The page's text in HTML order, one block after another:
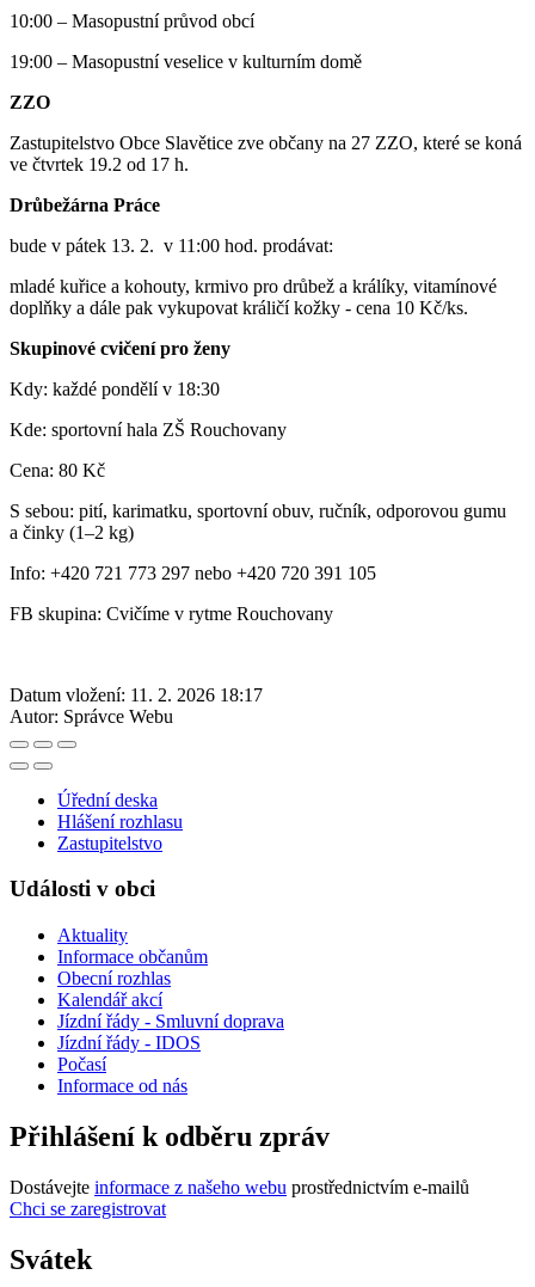
10:00 – Masopustní průvod obcí
19:00 – Masopustní veselice v kulturním domě
ZZO
Zastupitelstvo Obce Slavětice zve občany na 27 ZZO, které se koná
ve čtvrtek 19.2 od 17 h.
Drůbežárna Práce
bude v pátek 13. 2. v 11:00 hod. prodávat:
mladé kuřice a kohouty, krmivo pro drůbež a králíky, vitamínové
doplňky a dále pak vykupovat králičí kožky - cena 10 Kč/ks.
Skupinové cvičení pro ženy
Kdy: každé pondělí v 18:30
Kde: sportovní hala ZŠ Rouchovany
Cena: 80 Kč
S sebou: pití, karimatku, sportovní obuv, ručník, odporovou gumu
a činky (1–2 kg)
Info: +420 721 773 297 nebo +420 720 391 105
FB skupina: Cvičíme v rytme Rouchovany
Datum vložení: 11. 2. 2026 18:17
Autor: Správce Webu
Úřední deska
Hlášení rozhlasu
Zastupitelstvo
Události v obci
Aktuality
Informace občanům
Obecní rozhlas
Kalendář akcí
Jízdní řády - Smluvní doprava
Jízdní řády - IDOS
Počasí
Informace od nás
Přihlášení k odběru zpráv
Dostávejte informace z našeho webu prostřednictvím e-mailů
Chci se zaregistrovat
Svátek